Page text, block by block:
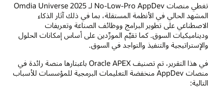
تغطي منصات No-Low-Pro AppDev لـ 2025 Omdia Universe
المشهد الحالي في الأنظمة المستقلة، بما في ذلك آثار الذكاء
الاصطناعي على تطوير البرامج ووظائف الصناعة وتعريفات
وديناميكيات السوق. كما تقيِّم المورِّدين على أساس إمكانات الحلول
والإستراتيجية والتنفيذ والتواجد في السوق.
في هذا التقرير، تم تصنيف Oracle APEX باعبتارها منصة رائدة في
منصات AppDev منخفضة التعليمات البرمجية للمؤسسات للأسباب
التالية: